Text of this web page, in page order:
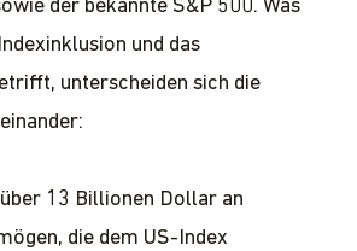
der bekannte S&P 500. Was
und das
unterscheiden sich die
13 Billionen Dollar an
die dem US-Index